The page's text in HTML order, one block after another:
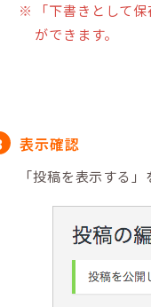
「下書きとして
ができます。
表示確認
「投稿を表示する